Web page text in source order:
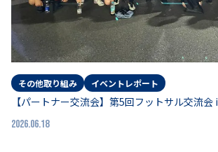
その他取り組み イベントレポート
【パートナー交流会】第5回フットサル交流
2026.06.18